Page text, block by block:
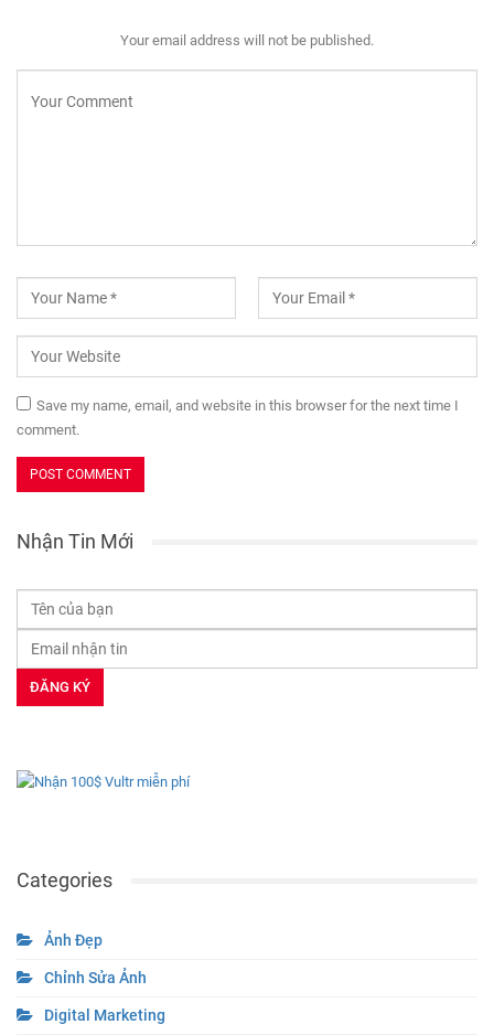
Your email address will not be published.
Save my name, email, and website in this browser for the next time I
comment.
Nhận Tin Mới
Categories
Ảnh Đẹp
Chỉnh Sửa Ảnh
Digital Marketing